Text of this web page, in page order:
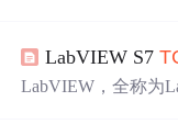
效、安全的网络应
讯质量的关键环节
LabVIEW S7
LabVIEW，全称为